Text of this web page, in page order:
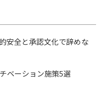
安全と承認文化で辞めな
ベーション施策5選